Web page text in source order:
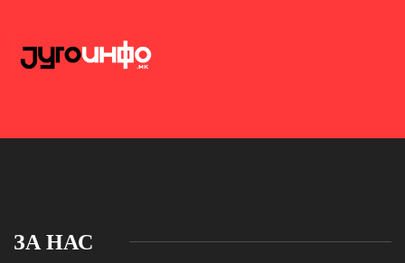
ЗА НАС